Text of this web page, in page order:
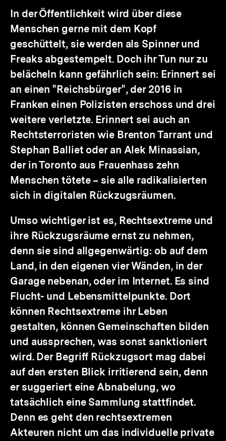
In der Öffentlichkeit wird über diese
Menschen gerne mit dem Kopf
geschüttelt, sie werden als Spinner und
Freaks abgestempelt. Doch ihr Tun nur zu
belächeln kann gefährlich sein: Erinnert sei
an einen "Reichsbürger", der 2016 in
Franken einen Polizisten erschoss und drei
weitere verletzte. Erinnert sei auch an
Rechtsterroristen wie Brenton Tarrant und
Stephan Balliet oder an Alek Minassian,
der in Toronto aus Frauenhass zehn
Menschen tötete – sie alle radikalisierten
sich in digitalen Rückzugsräumen.
Umso wichtiger ist es, Rechtsextreme und
ihre Rückzugsräume ernst zu nehmen,
denn sie sind allgegenwärtig: ob auf dem
Land, in den eigenen vier Wänden, in der
Garage nebenan, oder im Internet. Es sind
Flucht- und Lebensmittelpunkte. Dort
können Rechtsextreme ihr Leben
gestalten, können Gemeinschaften bilden
und aussprechen, was sonst sanktioniert
wird. Der Begriff Rückzugsort mag dabei
auf den ersten Blick irritierend sein, denn
er suggeriert eine Abnabelung, wo
tatsächlich eine Sammlung stattfindet.
Denn es geht den rechtsextremen
Akteuren nicht um das individuelle private